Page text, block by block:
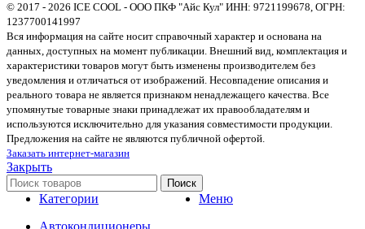
© 2017 - 2026 ICE COOL - ООО ПКФ "Айс Кул" ИНН: 9721199678, ОГРН:
1237700141997
Вся информация на сайте носит справочный характер и основана на
данных, доступных на момент публикации. Внешний вид, комплектация и
характеристики товаров могут быть изменены производителем без
уведомления и отличаться от изображений. Несовпадение описания и
реального товара не является признаком ненадлежащего качества. Все
упомянутые товарные знаки принадлежат их правообладателям и
используются исключительно для указания совместимости продукции.
Предложения на сайте не являются публичной офертой.
Заказать интернет-магазин
Закрыть
Поиск
Меню
Категории
Автокондиционеры